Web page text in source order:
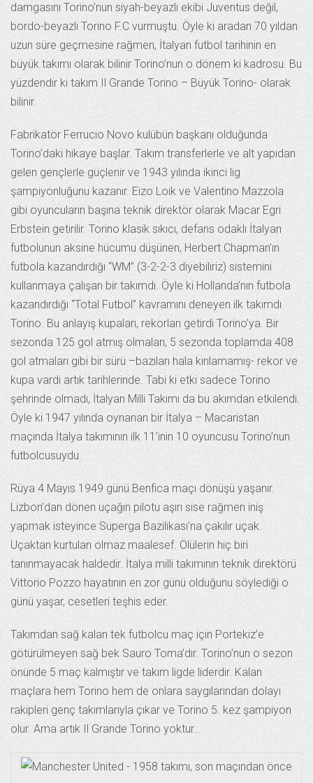
damgasını Torino’nun siyah-beyazlı ekibi Juventus değil,
bordo-beyazlı Torino F.C vurmuştu. Öyle ki aradan 70 yıldan
uzun süre geçmesine rağmen, İtalyan futbol tarihinin en
büyük takımı olarak bilinir Torino’nun o dönem ki kadrosu. Bu
yüzdendir ki takım Il Grande Torino – Büyük Torino- olarak
bilinir.
Fabrikatör Ferrucio Novo kulübün başkanı olduğunda
Torino’daki hikaye başlar. Takım transferlerle ve alt yapıdan
gelen gençlerle güçlenir ve 1943 yılında ikinci lig
şampiyonluğunu kazanır. Eizo Loik ve Valentino Mazzola
gibi oyuncuların başına teknik direktör olarak Macar Egri
Erbstein getirilir. Torino klasik sıkıcı, defans odaklı İtalyan
futbolunun aksine hücumu düşünen, Herbert Chapman’ın
futbola kazandırdığı “WM” (3-2-2-3 diyebiliriz) sistemini
kullanmaya çalışan bir takımdı. Öyle ki Hollanda’nın futbola
kazandırdığı “Total Futbol” kavramını deneyen ilk takımdı
Torino. Bu anlayış kupaları, rekorları getirdi Torino’ya. Bir
sezonda 125 gol atmış olmaları, 5 sezonda toplamda 408
gol atmaları gibi bir sürü –bazıları hala kırılamamış- rekor ve
kupa vardı artık tarihlerinde. Tabi ki etki sadece Torino
şehrinde olmadı, İtalyan Milli Takımı da bu akımdan etkilendi.
Öyle ki 1947 yılında oynanan bir İtalya – Macaristan
maçında İtalya takımının ilk 11’inin 10 oyuncusu Torino’nun
futbolcusuydu.
Rüya 4 Mayıs 1949 günü Benfica maçı dönüşü yaşanır.
Lizbon’dan dönen uçağın pilotu aşırı sise rağmen iniş
yapmak isteyince Superga Bazilikası’na çakılır uçak.
Uçaktan kurtulan olmaz maalesef. Ölülerin hiç biri
tanınmayacak haldedir. İtalya milli takımının teknik direktörü
Vittorio Pozzo hayatının en zor günü olduğunu söylediği o
günü yaşar, cesetleri teşhis eder.
Takımdan sağ kalan tek futbolcu maç için Portekiz’e
götürülmeyen sağ bek Sauro Toma’dır. Torino’nun o sezon
önünde 5 maç kalmıştır ve takım ligde liderdir. Kalan
maçlara hem Torino hem de onlara saygılarından dolayı
rakipleri genç takımlarıyla çıkar ve Torino 5. kez şampiyon
olur. Ama artık Il Grande Torino yoktur…